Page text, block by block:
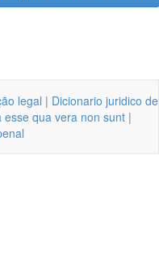
legal | Dicionario juridico de
esse qua vera non sunt |